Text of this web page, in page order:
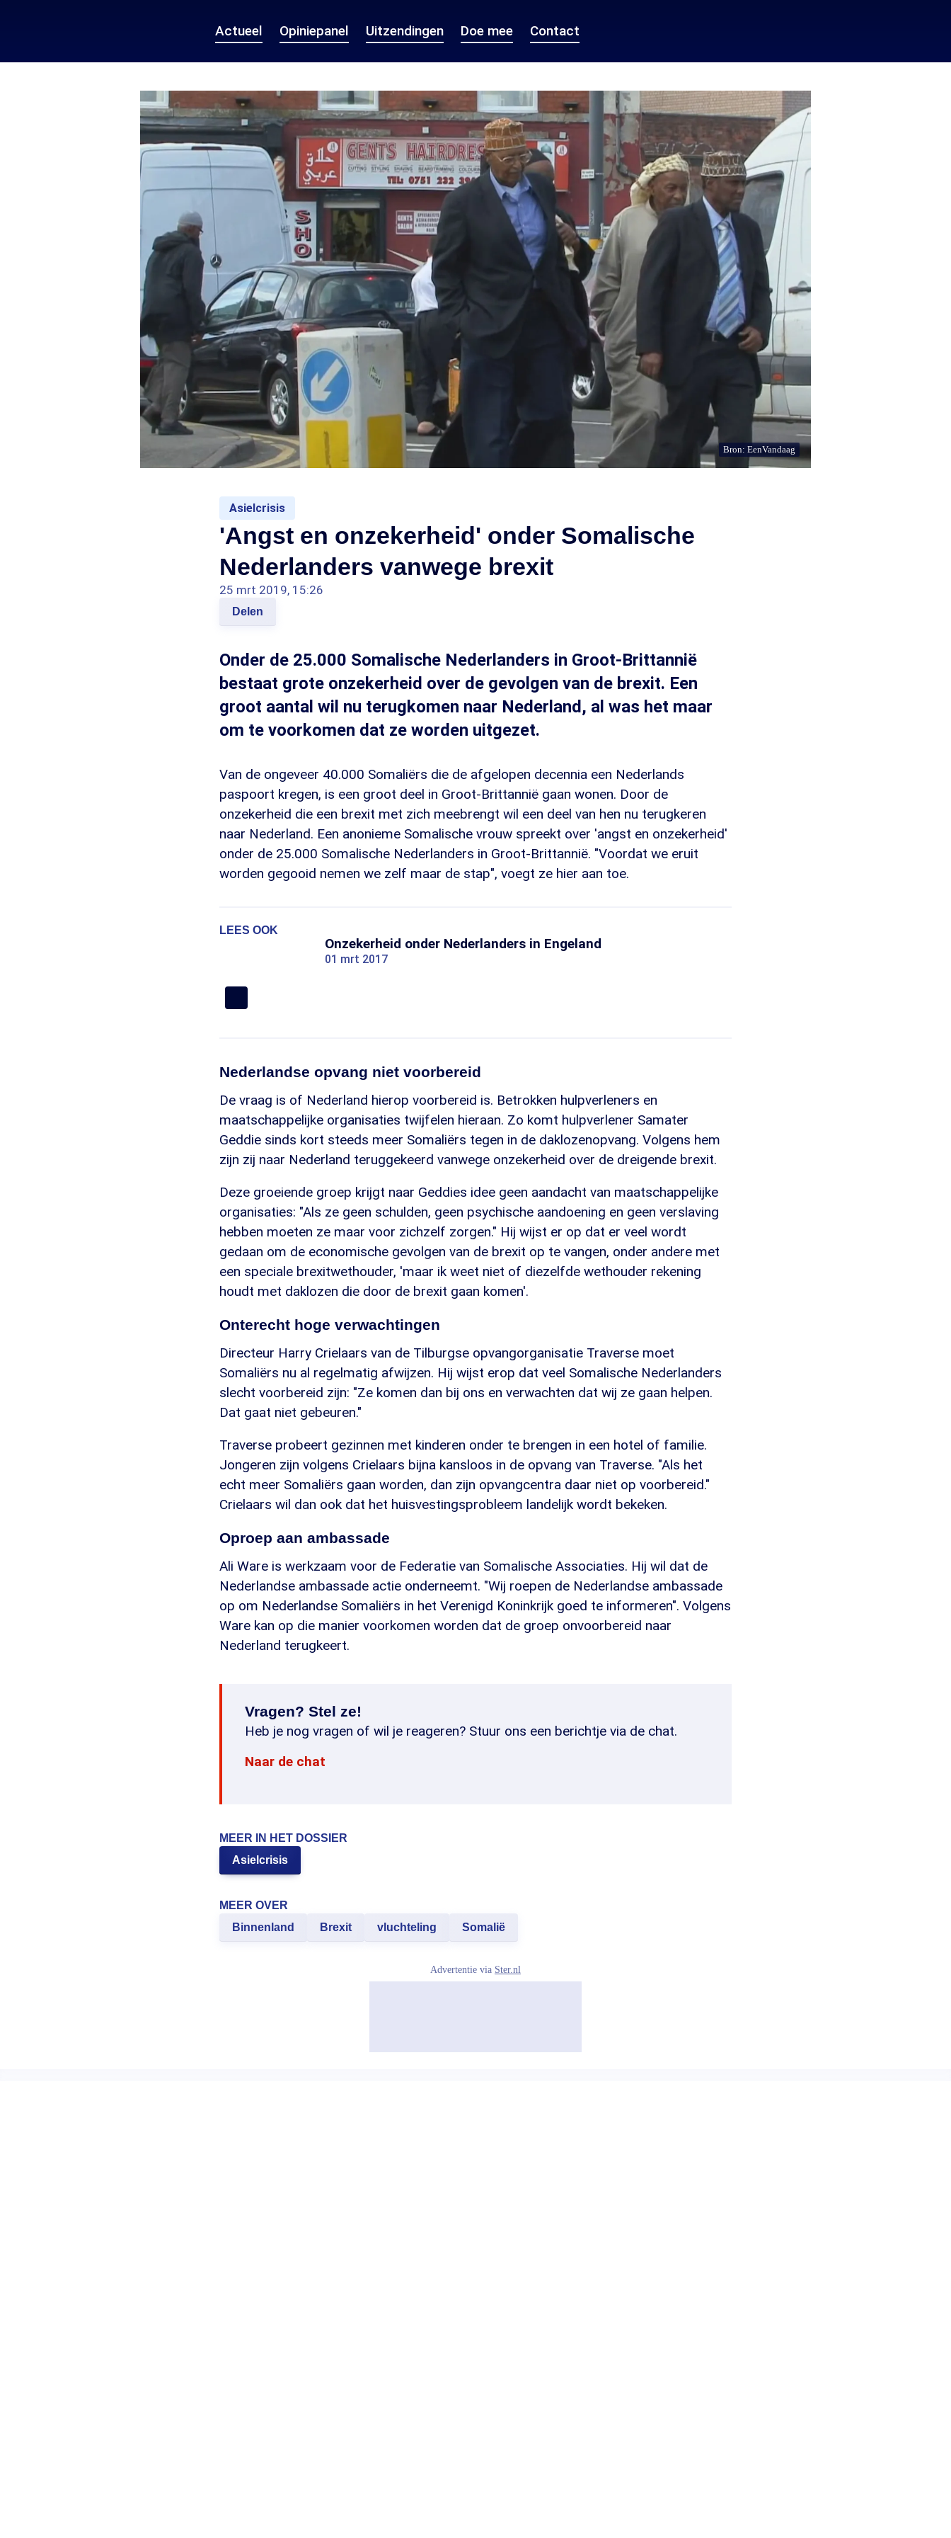
Actueel Opiniepanel Uitzendingen Doe mee Contact
Bron: EenVandaag
Asielcrisis
'Angst en onzekerheid' onder Somalische
Nederlanders vanwege brexit
25 mrt 2019, 15:26
Delen
Onder de 25.000 Somalische Nederlanders in Groot-Brittannië
bestaat grote onzekerheid over de gevolgen van de brexit. Een
groot aantal wil nu terugkomen naar Nederland, al was het maar
om te voorkomen dat ze worden uitgezet.
Van de ongeveer 40.000 Somaliërs die de afgelopen decennia een Nederlands
paspoort kregen, is een groot deel in Groot-Brittannië gaan wonen. Door de
onzekerheid die een brexit met zich meebrengt wil een deel van hen nu terugkeren
naar Nederland. Een anonieme Somalische vrouw spreekt over 'angst en onzekerheid'
onder de 25.000 Somalische Nederlanders in Groot-Brittannië. "Voordat we eruit
worden gegooid nemen we zelf maar de stap", voegt ze hier aan toe.
LEES OOK
Onzekerheid onder Nederlanders in Engeland
01 mrt 2017
Nederlandse opvang niet voorbereid
De vraag is of Nederland hierop voorbereid is. Betrokken hulpverleners en
maatschappelijke organisaties twijfelen hieraan. Zo komt hulpverlener Samater
Geddie sinds kort steeds meer Somaliërs tegen in de daklozenopvang. Volgens hem
zijn zij naar Nederland teruggekeerd vanwege onzekerheid over de dreigende brexit.
Deze groeiende groep krijgt naar Geddies idee geen aandacht van maatschappelijke
organisaties: "Als ze geen schulden, geen psychische aandoening en geen verslaving
hebben moeten ze maar voor zichzelf zorgen." Hij wijst er op dat er veel wordt
gedaan om de economische gevolgen van de brexit op te vangen, onder andere met
een speciale brexitwethouder, 'maar ik weet niet of diezelfde wethouder rekening
houdt met daklozen die door de brexit gaan komen'.
Onterecht hoge verwachtingen
Directeur Harry Crielaars van de Tilburgse opvangorganisatie Traverse moet
Somaliërs nu al regelmatig afwijzen. Hij wijst erop dat veel Somalische Nederlanders
slecht voorbereid zijn: "Ze komen dan bij ons en verwachten dat wij ze gaan helpen.
Dat gaat niet gebeuren."
Traverse probeert gezinnen met kinderen onder te brengen in een hotel of familie.
Jongeren zijn volgens Crielaars bijna kansloos in de opvang van Traverse. "Als het
echt meer Somaliërs gaan worden, dan zijn opvangcentra daar niet op voorbereid."
Crielaars wil dan ook dat het huisvestingsprobleem landelijk wordt bekeken.
Oproep aan ambassade
Ali Ware is werkzaam voor de Federatie van Somalische Associaties. Hij wil dat de
Nederlandse ambassade actie onderneemt. "Wij roepen de Nederlandse ambassade
op om Nederlandse Somaliërs in het Verenigd Koninkrijk goed te informeren". Volgens
Ware kan op die manier voorkomen worden dat de groep onvoorbereid naar
Nederland terugkeert.
Vragen? Stel ze!
Heb je nog vragen of wil je reageren? Stuur ons een berichtje via de chat.
Naar de chat
MEER IN HET DOSSIER
Asielcrisis
MEER OVER
Binnenland
Brexit vluchteling Somalië
Advertentie via Ster.nl